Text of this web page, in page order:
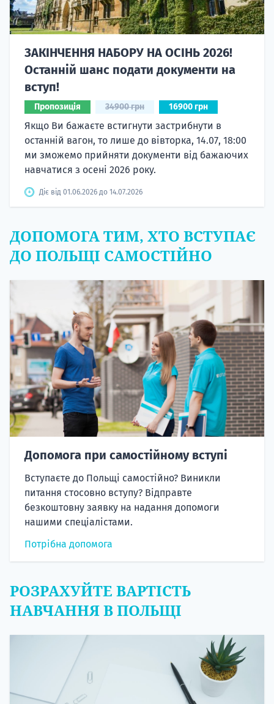
ЗАКІНЧЕННЯ НАБОРУ НА ОСІНЬ 2026!
Останній шанс подати документи на
вступ!
Пропозиція 34900 грн 16900 грн
Якщо Ви бажаєте встигнути застрибнути в
останній вагон, то лише до вівторка, 14.07, 18:00
ми зможемо прийняти документи від бажаючих
навчатися з осені 2026 року.
Діє від 01.06.2026 до 14.07.2026
ДОПОМОГА ТИМ, ХТО ВСТУПАЄ
ДО ПОЛЬЩІ САМОСТІЙНО
Допомога при самостійному вступі
Вступаєте до Польщі самостійно? Виникли
питання стосовно вступу? Відправте
безкоштовну заявку на надання допомоги
нашими спеціалістами.
Потрібна допомога
РОЗРАХУЙТЕ ВАРТІСТЬ
НАВЧАННЯ В ПОЛЬЩІ